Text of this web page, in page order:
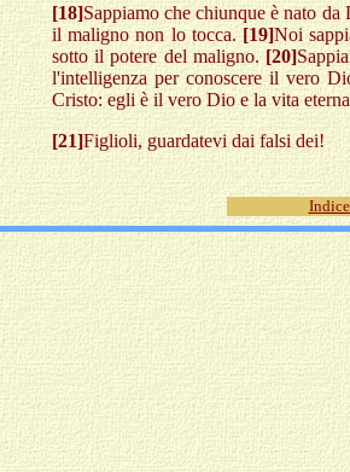
[18]Sappiamo che chiunque è nato da
il maligno non lo tocca.[19]Noi
sotto il potere del maligno.[20]
l'intelligenza per conoscere il vero
Cristo: egli è il vero Dio e la vita
[21]Figlioli, guardatevi dai falsi dei!